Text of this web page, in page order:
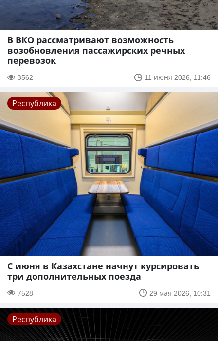
В ВКО рассматривают возможность
возобновления пассажирских речных
перевозок
3562 11 июня 2026, 11:46
Республика
С июня в Казахстане начнут курсировать
три дополнительных поезда
7528 29 мая 2026, 10:31
Республика